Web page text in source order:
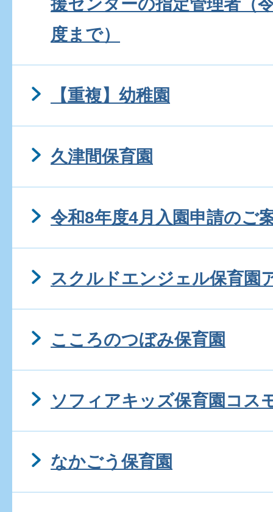
援センターの指定管理者（
度まで）
【重複】幼稚園
久津間保育園
令和8年度4月入園申請のご
スクルドエンジェル保育園
こころのつぼみ保育園
ソフィアキッズ保育園コス
なかごう保育園